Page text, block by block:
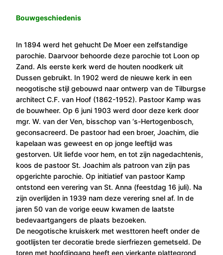
Bouwgeschiedenis
In 1894 werd het gehucht De Moer een zelfstandige
parochie. Daarvoor behoorde deze parochie tot Loon op
Zand. Als eerste kerk werd de houten noodkerk uit
Dussen gebruikt. In 1902 werd de nieuwe kerk in een
neogotische stijl gebouwd naar ontwerp van de Tilburgse
architect C.F. van Hoof (1862-1952). Pastoor Kamp was
de bouwheer. Op 6 juni 1903 werd door deze kerk door
mgr. W. van der Ven, bisschop van ‘s-Hertogenbosch,
geconsacreerd. De pastoor had een broer, Joachim, die
kapelaan was geweest en op jonge leeftijd was
gestorven. Uit liefde voor hem, en tot zijn nagedachtenis,
koos de pastoor St. Joachim als patroon van zijn pas
opgerichte parochie. Op initiatief van pastoor Kamp
ontstond een verering van St. Anna (feestdag 16 juli). Na
zijn overlijden in 1939 nam deze verering snel af. In de
jaren 50 van de vorige eeuw kwamen de laatste
bedevaartgangers de plaats bezoeken.
De neogotische kruiskerk met westtoren heeft onder de
gootlijsten ter decoratie brede sierfriezen gemetseld. De
toren met hoofdingang heeft een vierkante plattegrond